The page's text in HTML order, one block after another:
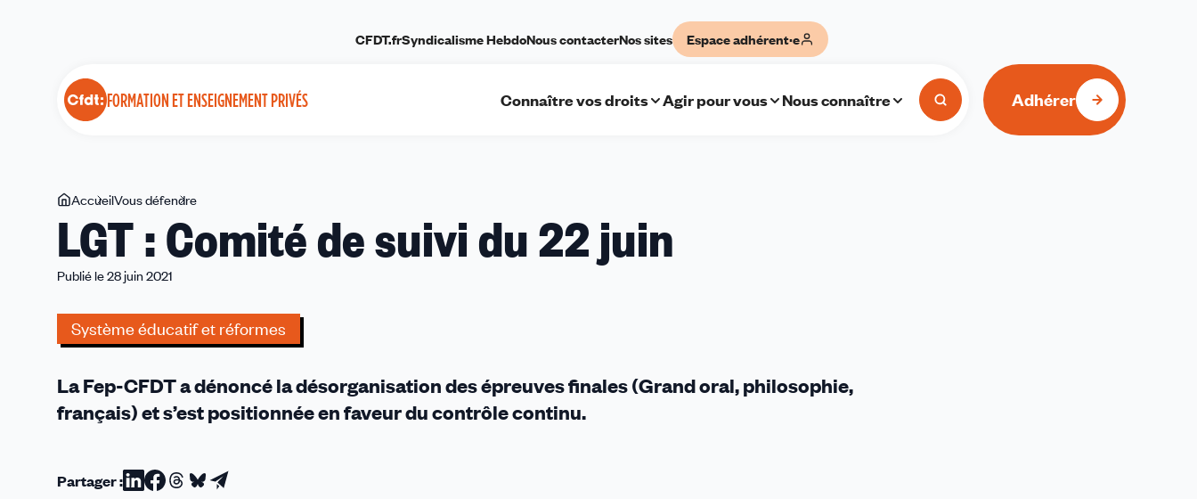
FORMATION ET ENSEIGNEMENT PRIVÉS
CFDT.frSyndicalisme HebdoNous contacterNos sites Espace adhérent·e
Connaître vos droits Agir pour vous Nous connaître Adhérer
Vous
êtes
AccueilVous défendre
:
Comité
du
22
LGT : Comité de suivi du 22 juin
Publié le 28 juin 2021
Système éducatif et réformes
La Fep-CFDT a dénoncé la désorganisation des épreuves finales (Grand oral, philosophie,
français) et s’est positionnée en faveur du contrôle continu.
Partager :Partager
Partager
Partager
Partager
Partager